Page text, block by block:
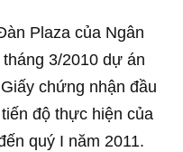
Plaza của Ngân
3/2010 dự án
chứng nhận đầu
độ thực hiện của
quý I năm 2011.